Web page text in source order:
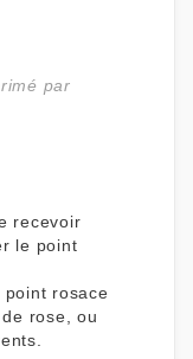
par
recevoir
le point
rosace
rose, ou